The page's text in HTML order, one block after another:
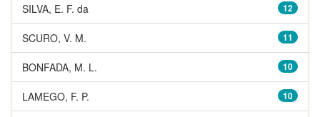
12
SILVA, E. F. da
11
SCURO, V. M.
10
BONFADA, M. L.
10
LAMEGO, F. P.